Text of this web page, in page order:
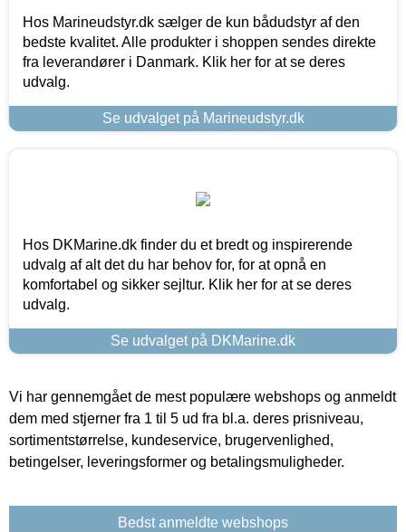
Hos Marineudstyr.dk sælger de kun bådudstyr af den
bedste kvalitet. Alle produkter i shoppen sendes direkte
fra leverandører i Danmark. Klik her for at se deres
udvalg.
Se udvalget på Marineudstyr.dk
Hos DKMarine.dk finder du et bredt og inspirerende
udvalg af alt det du har behov for, for at opnå en
komfortabel og sikker sejltur. Klik her for at se deres
udvalg.
Se udvalget på DKMarine.dk
Vi har gennemgået de mest populære webshops og anmeldt
dem med stjerner fra 1 til 5 ud fra bl.a. deres prisniveau,
sortimentstørrelse, kundeservice, brugervenlighed,
betingelser, leveringsformer og betalingsmuligheder.
Bedst anmeldte webshops